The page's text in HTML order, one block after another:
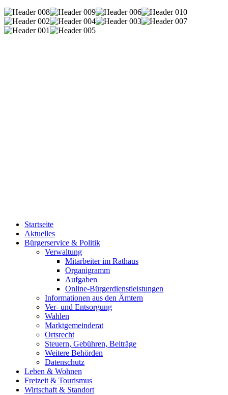
Startseite
Aktuelles
Bürgerservice & Politik
Verwaltung
Mitarbeiter im Rathaus
Organigramm
Aufgaben
Online-Bürgerdienstleistungen
Informationen aus den Ämtern
Ver- und Entsorgung
Wahlen
Marktgemeinderat
Ortsrecht
Steuern, Gebühren, Beiträge
Weitere Behörden
Datenschutz
Leben & Wohnen
Freizeit & Tourismus
Wirtschaft & Standort